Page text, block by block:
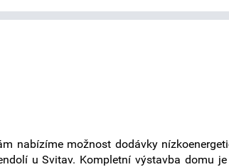
nabízíme možnost dodávky
u Svitav. Kompletní výstavba domu